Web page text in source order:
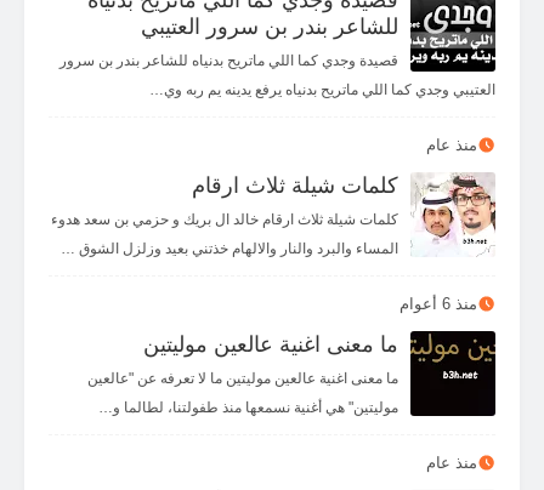
للشاعر بندر بن سرور العتيبي
قصيدة وجدي كما اللي ماتريح بدنياه للشاعر بندر بن سرور
العتيبي وجدي كما اللي ماتريح بدنياه يرفع يدينه يم ربه وي…
منذ عام
كلمات شيلة ثلاث ارقام
كلمات شيلة ثلاث ارقام خالد ال بريك و حزمي بن سعد هدوء
المساء والبرد والنار والالهام خذتني بعيد وزلزل الشوق …
منذ 6 أعوام
ما معنى اغنية عالعين موليتين
ما معنى اغنية عالعين موليتين ما لا تعرفه عن "عالعين
موليتين" هي أغنية نسمعها منذ طفولتنا، لطالما و…
منذ عام